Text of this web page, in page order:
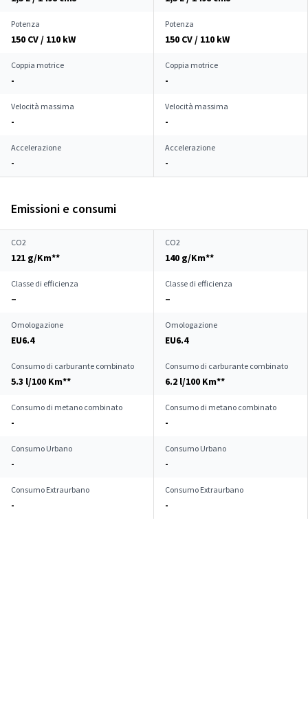
Potenza
150 CV / 110 kW
Potenza
150 CV / 110 kW
Coppia motrice
-
Coppia motrice
-
Velocità massima
-
Velocità massima
-
Accelerazione
-
Accelerazione
-
Emissioni e consumi
CO2
121 g/Km**
CO2
140 g/Km**
Classe di efficienza
–
Classe di efficienza
–
Omologazione
EU6.4
Omologazione
EU6.4
Consumo di carburante combinato
5.3 l/100 Km**
Consumo di carburante combinato
6.2 l/100 Km**
Consumo di metano combinato
-
Consumo di metano combinato
-
Consumo Urbano
-
Consumo Urbano
-
Consumo Extraurbano
-
Consumo Extraurbano
-